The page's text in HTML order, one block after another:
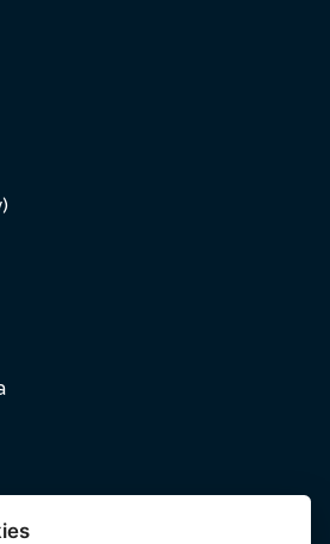
a ďalších spracovávaných